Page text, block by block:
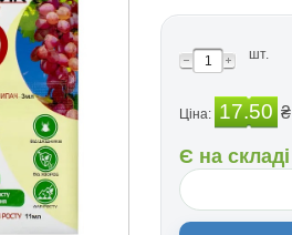
шт.
Ціна: 17.50 ₴
Є на складі